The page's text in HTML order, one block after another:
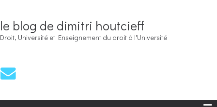
le blog de dimitri houtcieff
Droit, Université et Enseignement du droit à l'Université